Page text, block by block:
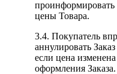
цены Товара.
3.4. Покупатель
аннулировать
если цена
оформления Заказа.